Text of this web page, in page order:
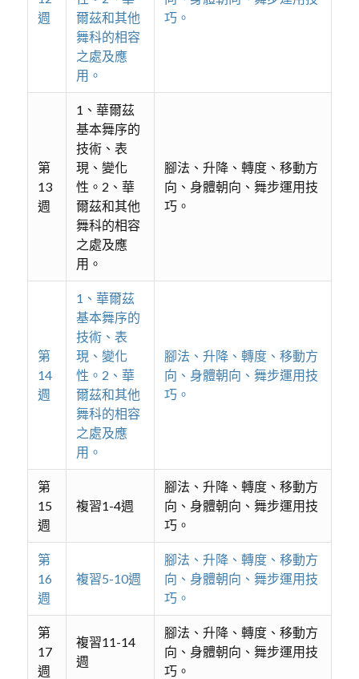
週
爾茲和其他
舞科的相容
之處及應
用。
巧。
第
13
週
1、華爾茲
基本舞序的
技術、表
現、變化
性。2、華
爾茲和其他
舞科的相容
之處及應
用。
腳法、升降、轉度、移動方
向、身體朝向、舞步運用技
巧。
第
14
週
1、華爾茲
基本舞序的
技術、表
現、變化
性。2、華
爾茲和其他
舞科的相容
之處及應
用。
腳法、升降、轉度、移動方
向、身體朝向、舞步運用技
巧。
第
15
週
複習1-4週
腳法、升降、轉度、移動方
向、身體朝向、舞步運用技
巧。
第
16
週
複習5-10週
腳法、升降、轉度、移動方
向、身體朝向、舞步運用技
巧。
第
17
週
複習11-14
週
腳法、升降、轉度、移動方
向、身體朝向、舞步運用技
巧。